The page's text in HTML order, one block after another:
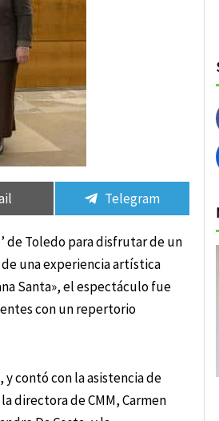
en
Telegram
de Toledo para disfrutar de un
una experiencia artística
Santa», el espectáculo fue
con un repertorio
contó con la asistencia de
directora de CMM, Carmen
en